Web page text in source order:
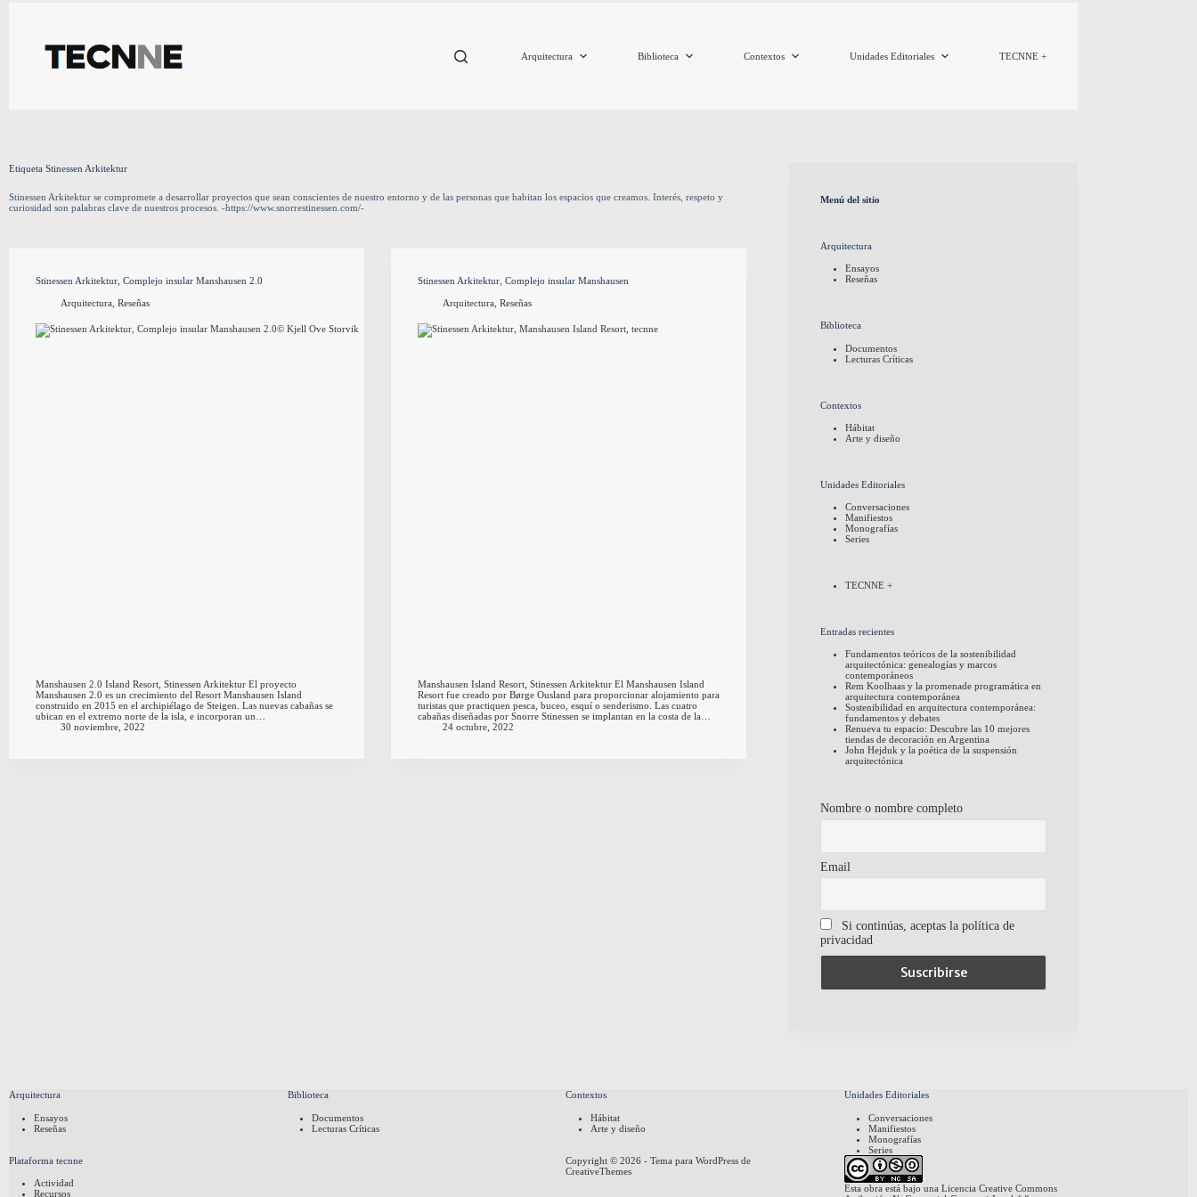
Arquitectura Biblioteca Contextos Unidades Editoriales TECNNE +
Etiqueta Stinessen Arkitektur
Stinessen Arkitektur se compromete a desarrollar proyectos que sean conscientes de nuestro entorno y de las personas que habitan los espacios que creamos. Interés, respeto y
curiosidad son palabras clave de nuestros procesos. -https://www.snorrestinessen.com/-
Stinessen Arkitektur, Complejo insular Manshausen 2.0
Arquitectura, Reseñas
Manshausen 2.0 Island Resort, Stinessen Arkitektur El proyecto
Manshausen 2.0 es un crecimiento del Resort Manshausen Island
construido en 2015 en el archipiélago de Steigen. Las nuevas cabañas se
ubican en el extremo norte de la isla, e incorporan un…
30 noviembre, 2022
Stinessen Arkitektur, Complejo insular Manshausen
Arquitectura, Reseñas
Manshausen Island Resort, Stinessen Arkitektur El Manshausen Island
Resort fue creado por Børge Ousland para proporcionar alojamiento para
turistas que practiquen pesca, buceo, esquí o senderismo. Las cuatro
cabañas diseñadas por Snorre Stinessen se implantan en la costa de la…
24 octubre, 2022
Menú del sitio
Arquitectura
Ensayos
Reseñas
Biblioteca
Documentos
Lecturas Críticas
Contextos
Hábitat
Arte y diseño
Unidades Editoriales
Conversaciones
Manifiestos
Monografías
Series
TECNNE +
Entradas recientes
Fundamentos teóricos de la sostenibilidad
arquitectónica: genealogías y marcos
contemporáneos
Rem Koolhaas y la promenade programática en
arquitectura contemporánea
Sostenibilidad en arquitectura contemporánea:
fundamentos y debates
Renueva tu espacio: Descubre las 10 mejores
tiendas de decoración en Argentina
John Hejduk y la poética de la suspensión
arquitectónica
Nombre o nombre completo
Email
Si continúas, aceptas la política de
privacidad
Arquitectura
Ensayos
Reseñas
Biblioteca
Documentos
Lecturas Críticas
Contextos
Hábitat
Arte y diseño
Unidades Editoriales
Conversaciones
Manifiestos
Monografías
Series
Plataforma tecnne
Actividad
Recursos
Copyright © 2026 - Tema para WordPress de
CreativeThemes
Esta obra está bajo una Licencia Creative Commons